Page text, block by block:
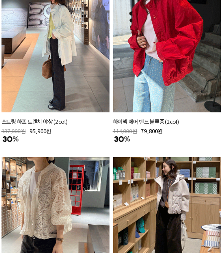
스트링 하프 트렌치 야상 (2col)
137,000원 95,900원
하이넥 에어 밴드 블루종 (2col)
114,000원 79,800원